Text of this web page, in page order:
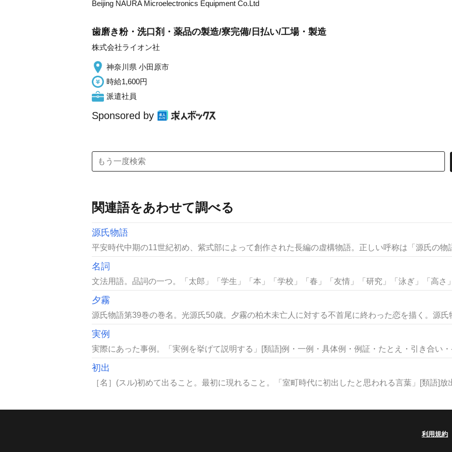
Beijing NAURA Microelectronics Equipment Co.Ltd
歯磨き粉・洗口剤・薬品の製造/寮完備/日払い/工場・製造
株式会社ライオン社
神奈川県 小田原市
時給1,600円
派遣社員
Sponsored by
関連語をあわせて調べる
源氏物語
平安時代中期の11世紀初め、紫式部によって創作された長編の虚構物語。正しい呼称は「源氏の物
名詞
文法用語。品詞の一つ。「太郎」「学生」「本」「学校」「春」「友情」「研究」「泳ぎ」「高さ
夕霧
源氏物語第39巻の巻名。光源氏50歳。夕霧の柏木未亡人に対する不首尾に終わった恋を描く。源氏
実例
実際にあった事例。「実例を挙げて説明する」[類語]例・一例・具体例・例証・たとえ・引き合い
初出
［名］(スル)初めて出ること。最初に現れること。「室町時代に初出したと思われる言葉」[類語]放
利用規約